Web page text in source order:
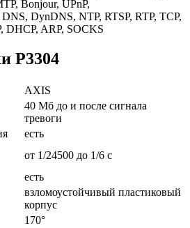
Bonjour, UPnP,
DynDNS, NTP, RTSP, RTP, TCP,
DHCP, ARP, SOCKS
P3304
AXIS
40 Мб до и после сигнала
тревоги
есть
от 1/24500 до 1/6 с
есть
взломоустойчивый пластиковый
корпус
170°